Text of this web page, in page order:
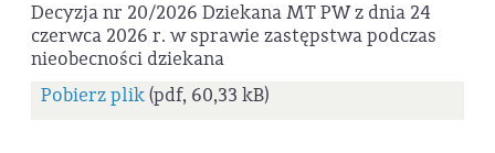
Decyzja nr 20/2026 Dziekana MT PW z dnia 24
czerwca 2026 r. w sprawie zastępstwa podczas
nieobecności dziekana
Pobierz plik(pdf, 60,33 kB)